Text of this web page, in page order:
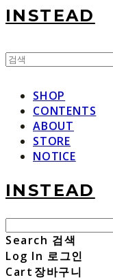
INSTEAD
SHOP
CONTENTS
ABOUT
STORE
NOTICE
INSTEAD
Search 검색
Log In 로그인
Cart 장바구니